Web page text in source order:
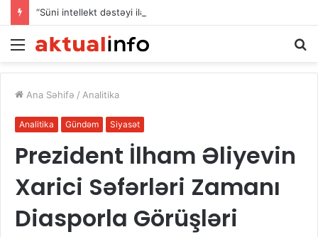
Menu
Ana Səhifə / Analitika
Analitika Gündəm Siyasət
Prezident İlham Əliyevin
Xarici Səfərləri Zamanı
Diasporla Görüşləri